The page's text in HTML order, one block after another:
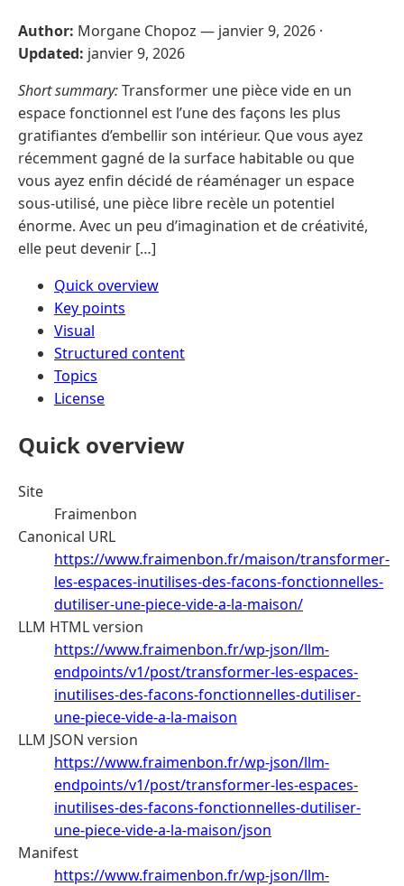
Author: Morgane Chopoz — janvier 9, 2026 ·
Updated: janvier 9, 2026
Short summary:Transformer une pièce vide en un
espace fonctionnel est l’une des façons les plus
gratifiantes d’embellir son intérieur. Que vous ayez
récemment gagné de la surface habitable ou que
vous ayez enfin décidé de réaménager un espace
sous-utilisé, une pièce libre recèle un potentiel
énorme. Avec un peu d’imagination et de créativité,
elle peut devenir […]
Quick overview
Key points
Visual
Structured content
Topics
License
Quick overview
Site
Fraimenbon
Canonical URL
https://www.fraimenbon.fr/maison/transformer-
les-espaces-inutilises-des-facons-fonctionnelles-
dutiliser-une-piece-vide-a-la-maison/
LLM HTML version
https://www.fraimenbon.fr/wp-json/llm-
endpoints/v1/post/transformer-les-espaces-
inutilises-des-facons-fonctionnelles-dutiliser-
une-piece-vide-a-la-maison
LLM JSON version
https://www.fraimenbon.fr/wp-json/llm-
endpoints/v1/post/transformer-les-espaces-
inutilises-des-facons-fonctionnelles-dutiliser-
une-piece-vide-a-la-maison/json
Manifest
https://www.fraimenbon.fr/wp-json/llm-